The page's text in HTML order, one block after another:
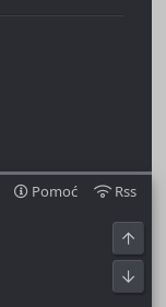
Pomoć Rss
Top